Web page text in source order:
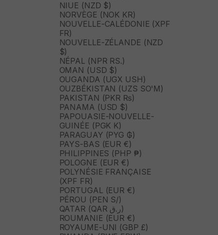
NIUE (NZD $)
NORVÈGE (NOK KR)
NOUVELLE-CALÉDONIE (XPF
FR)
NOUVELLE-ZÉLANDE (NZD
$)
NÉPAL (NPR RS.)
OMAN (USD $)
OUGANDA (UGX USH)
OUZBÉKISTAN (UZS SO'M)
PAKISTAN (PKR ₨)
PANAMA (USD $)
PAPOUASIE-NOUVELLE-
GUINÉE (PGK K)
PARAGUAY (PYG ₲)
PAYS-BAS (EUR €)
PHILIPPINES (PHP ₱)
POLOGNE (EUR €)
POLYNÉSIE FRANÇAISE
(XPF FR)
PORTUGAL (EUR €)
PÉROU (PEN S/)
QATAR (QAR ر.ق)
ROUMANIE (EUR €)
ROYAUME-UNI (GBP £)